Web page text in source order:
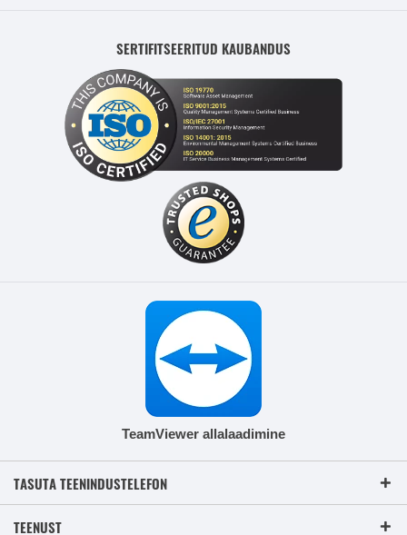
SERTIFITSEERITUD KAUBANDUS
TeamViewer allalaadimine
TASUTA TEENINDUSTELEFON
TEENUST